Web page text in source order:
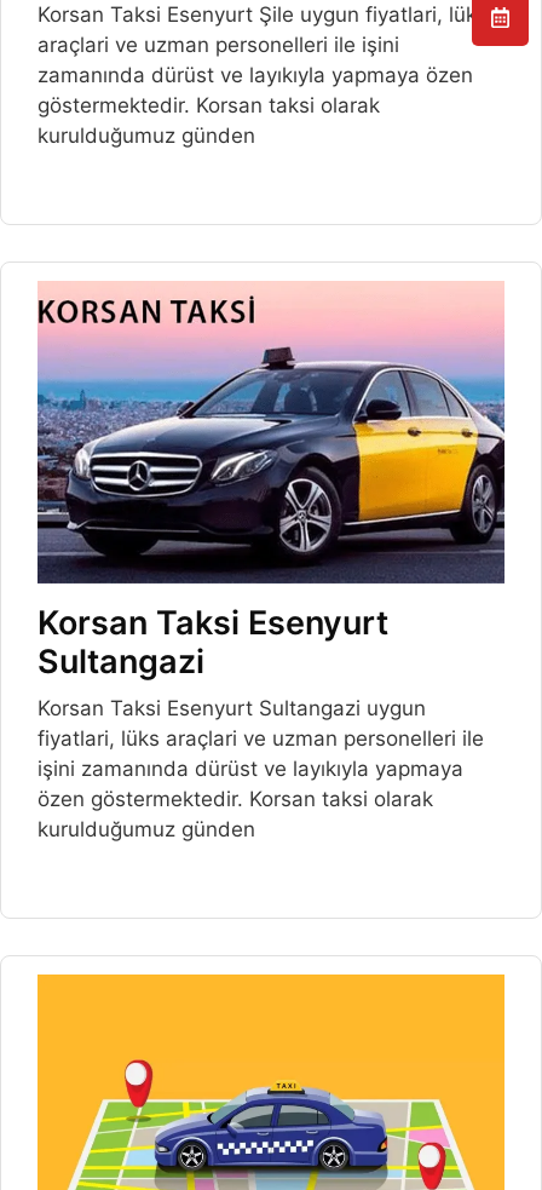
Korsan Taksi Esenyurt Şile uygun fiyatlari, lüks
araçlari ve uzman personelleri ile işini
zamanında dürüst ve layıkıyla yapmaya özen
göstermektedir. Korsan taksi olarak
kurulduğumuz günden
Korsan Taksi Esenyurt
Sultangazi
Korsan Taksi Esenyurt Sultangazi uygun
fiyatlari, lüks araçlari ve uzman personelleri ile
işini zamanında dürüst ve layıkıyla yapmaya
özen göstermektedir. Korsan taksi olarak
kurulduğumuz günden